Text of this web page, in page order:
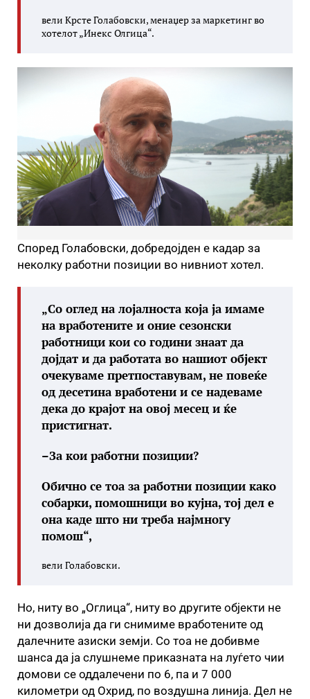
вели Крсте Голабовски, менаџер за маркетинг во
хотелот „Инекс Олгица“.
Според Голабовски, добредојден е кадар за
неколку работни позиции во нивниот хотел.
„Со оглед на лојалноста која ја имаме
на вработените и оние сезонски
работници кои со години знаат да
дојдат и да работата во нашиот објект
очекуваме претпоставувам, не повеќе
од десетина вработени и се надеваме
дека до крајот на овој месец и ќе
пристигнат.
–За кои работни позиции?
Обично се тоа за работни позиции како
собарки, помошници во кујна, тој дел е
она каде што ни треба најмногу
помош“,
вели Голабовски.
Но, ниту во „Оглица“, ниту во другите објекти не
ни дозволија да ги снимиме вработените од
далечните азиски земји. Со тоа не добивме
шанса да ја слушнеме приказната на луѓето чии
домови се оддалечени по 6, па и 7 000
километри од Охрид, по воздушна линија. Дел не